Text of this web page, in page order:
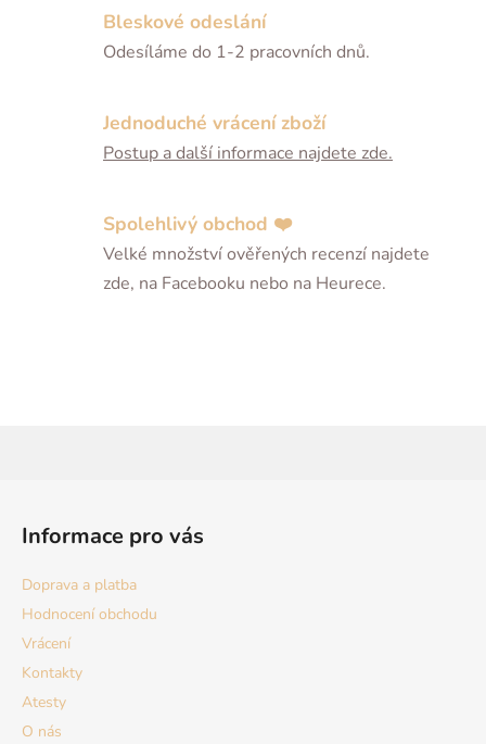
Bleskové odeslání
Odesíláme do 1-2 pracovních dnů.
Jednoduché vrácení zboží
Postup a další informace najdete zde.
Spolehlivý obchod ❤️
Velké množství ověřených recenzí najdete
zde, na Facebooku nebo na Heurece.
Informace pro vás
Doprava a platba
Hodnocení obchodu
Vrácení
Kontakty
Atesty
O nás